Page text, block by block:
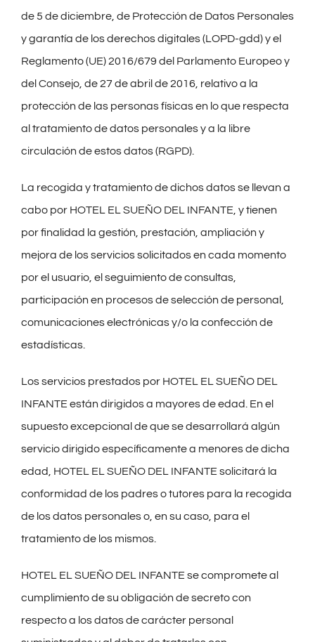
de 5 de diciembre, de Protección de Datos Personales
y garantía de los derechos digitales (LOPD-gdd) y el
Reglamento (UE) 2016/679 del Parlamento Europeo y
del Consejo, de 27 de abril de 2016, relativo a la
protección de las personas físicas en lo que respecta
al tratamiento de datos personales y a la libre
circulación de estos datos (RGPD).
La recogida y tratamiento de dichos datos se llevan a
cabo por HOTEL EL SUEÑO DEL INFANTE, y tienen
por finalidad la gestión, prestación, ampliación y
mejora de los servicios solicitados en cada momento
por el usuario, el seguimiento de consultas,
participación en procesos de selección de personal,
comunicaciones electrónicas y/o la confección de
estadísticas.
Los servicios prestados por HOTEL EL SUEÑO DEL
INFANTE están dirigidos a mayores de edad. En el
supuesto excepcional de que se desarrollará algún
servicio dirigido específicamente a menores de dicha
edad, HOTEL EL SUEÑO DEL INFANTE solicitará la
conformidad de los padres o tutores para la recogida
de los datos personales o, en su caso, para el
tratamiento de los mismos.
HOTEL EL SUEÑO DEL INFANTE se compromete al
cumplimiento de su obligación de secreto con
respecto a los datos de carácter personal